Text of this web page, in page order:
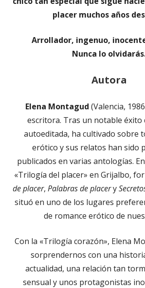
placer muchos años
Arrollador, ingenuo,
Nunca lo
Autora
Elena Montagud (Valencia,
escritora. Tras un notable éxito
autoeditada, ha cultivado sobre
erótico y sus relatos han sido
publicados en varias antologías.
«Trilogía del placer» en Grijalbo,
de placer, Palabras de placery
situó en uno de los lugares
de romance erótico de
Con la «Trilogía corazón», Elena
sorprendernos con una
actualidad, una relación tan
sensual y unos protagonistas